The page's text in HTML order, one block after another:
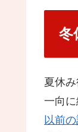
冬
夏休
一向に
以前